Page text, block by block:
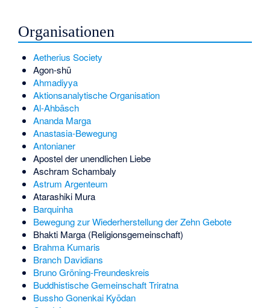
Organisationen
Aetherius Society
Agon-shū
Ahmadiyya
Aktionsanalytische Organisation
Al-Ahbāsch
Ananda Marga
Anastasia-Bewegung
Antonianer
Apostel der unendlichen Liebe
Aschram Schambaly
Astrum Argenteum
Atarashiki Mura
Barquinha
Bewegung zur Wiederherstellung der Zehn Gebote
Bhakti Marga (Religionsgemeinschaft)
Brahma Kumaris
Branch Davidians
Bruno Gröning-Freundeskreis
Buddhistische Gemeinschaft Triratna
Bussho Gonenkai Kyōdan